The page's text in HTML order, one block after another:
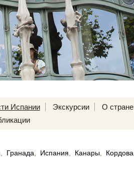
Испании Экскурсии О стране
Гранада Испания Канары Кордова